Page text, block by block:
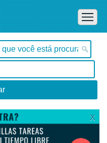
X